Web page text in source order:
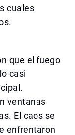
cuales
que el fuego
casi
ventanas
El caos se
enfrentaron